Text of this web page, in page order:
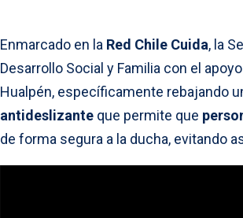
Enmarcado en la Red Chile Cuida, la
Desarrollo Social y Familia con el
Hualpén, específicamente rebajando
antideslizante que permite que
de forma segura a la ducha, evitando